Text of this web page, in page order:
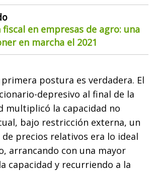
fiscal en empresas de agro: una
en marcha el 2021
postura es verdadera. El
depresivo al final de la
multiplicó la capacidad no
bajo restricción externa, un
precios relativos era lo ideal
arrancando con una mayor
capacidad y recurriendo a la